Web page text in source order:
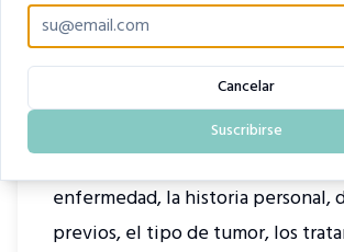
activa un proceso emocional
debe ser reconocido y
vivencia del cáncer es diferente
persona y depende de diferentes
significado que cada uno le otorga
enfermedad, la historia personal,
previos, el tipo de tumor, los
Cancelar
Suscribirse